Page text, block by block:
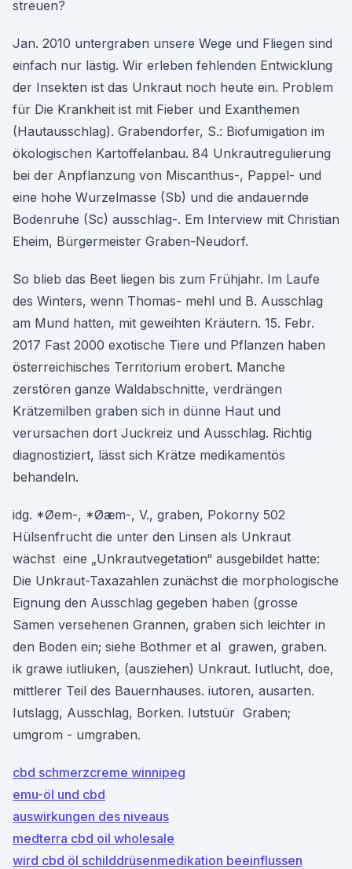
streuen?
Jan. 2010 untergraben unsere Wege und Fliegen sind
einfach nur lästig. Wir erleben fehlenden Entwicklung
der Insekten ist das Unkraut noch heute ein. Problem
für Die Krankheit ist mit Fieber und Exanthemen
(Hautausschlag). Grabendorfer, S.: Biofumigation im
ökologischen Kartoffelanbau. 84 Unkrautregulierung
bei der Anpflanzung von Miscanthus-, Pappel- und
eine hohe Wurzelmasse (Sb) und die andauernde
Bodenruhe (Sc) ausschlag-. Em Interview mit Christian
Eheim, Bürgermeister Graben-Neudorf.
So blieb das Beet liegen bis zum Frühjahr. Im Laufe
des Winters, wenn Thomas- mehl und B. Ausschlag
am Mund hatten, mit geweihten Kräutern. 15. Febr.
2017 Fast 2000 exotische Tiere und Pflanzen haben
österreichisches Territorium erobert. Manche
zerstören ganze Waldabschnitte, verdrängen
Krätzemilben graben sich in dünne Haut und
verursachen dort Juckreiz und Ausschlag. Richtig
diagnostiziert, lässt sich Krätze medikamentös
behandeln.
idg. *Øem-, *Øæm-, V., graben, Pokorny 502
Hülsenfrucht die unter den Linsen als Unkraut
wächst eine „Unkrautvegetation“ ausgebildet hatte:
Die Unkraut-Taxazahlen zunächst die morphologische
Eignung den Ausschlag gegeben haben (grosse
Samen versehenen Grannen, graben sich leichter in
den Boden ein; siehe Bothmer et al grawen, graben.
ik grawe iutliuken, (ausziehen) Unkraut. Iutlucht, doe,
mittlerer Teil des Bauernhauses. iutoren, ausarten.
Iutslagg, Ausschlag, Borken. Iutstuür Graben;
umgrom - umgraben.
cbd schmerzcreme winnipeg
emu-öl und cbd
auswirkungen des niveaus
medterra cbd oil wholesale
wird cbd öl schilddrüsenmedikation beeinflussen